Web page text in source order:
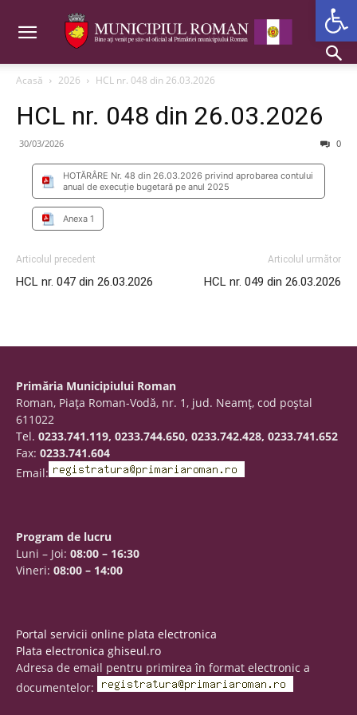
Acasă 2026 HCL nr. 048 din 26.03.2026
HCL nr. 048 din 26.03.2026
30/03/2026 0
HOTĂRÂRE Nr. 48 din 26.03.2026 privind aprobarea contului
anual de execuție bugetară pe anul 2025
Anexa 1
Articolul precedent
HCL nr. 047 din 26.03.2026
Articolul următor
HCL nr. 049 din 26.03.2026
Primăria Municipiului Roman
Roman, Piaţa Roman-Vodă, nr. 1, jud. Neamţ, cod poştal
611022
Tel. 0233.741.119, 0233.744.650, 0233.742.428, 0233.741.652
Fax: 0233.741.604
Email:
Program de lucru
Luni – Joi: 08:00 – 16:30
Vineri: 08:00 – 14:00
Portal servicii online plata electronica
Plata electronica ghiseul.ro
Adresa de email pentru primirea în format electronic a
documentelor: